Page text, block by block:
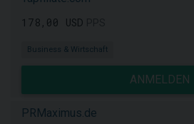
178,00 USD
Business & Wirtschaft
ANMELDEN
PRMaximus.de